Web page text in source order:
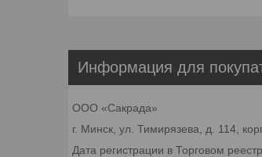
Информация для
ООО «Сакрада»
г. Минск, ул. Тимирязева, д. 114,
Дата регистрации в Торговом